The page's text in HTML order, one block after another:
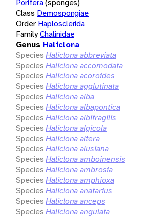
Porifera(sponges)
Class Demospongiae
Order Haplosclerida
FamilyChalinidae
Genus Haliclona
Species Haliclona abbreviata
Species Haliclona accomodata
Species Haliclona acoroides
Species Haliclona agglutinata
Species Haliclona alba
Species Haliclona albapontica
Species Haliclona albifragilis
Species Haliclona algicola
Species Haliclona altera
Species Haliclona alusiana
Species Haliclona amboinensis
Species Haliclona ambrosia
Species Haliclona amphioxa
Species Haliclona anatarius
Species Haliclona anceps
Species Haliclona angulata